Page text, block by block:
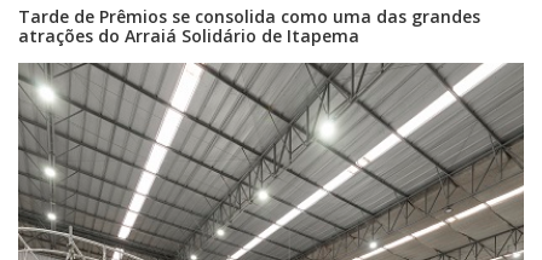
Tarde de Prêmios se consolida como uma das grandes
atrações do Arraiá Solidário de Itapema